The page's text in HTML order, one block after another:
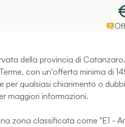
della provincia di
con un'offerta minima di
per qualsiasi chiarimento o
maggiori informazioni.
zona classificata come "E1 -